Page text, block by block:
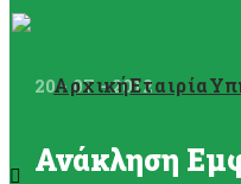
ΑρχικήΕταιρία
20 - 07 - 2012
Ανάκληση